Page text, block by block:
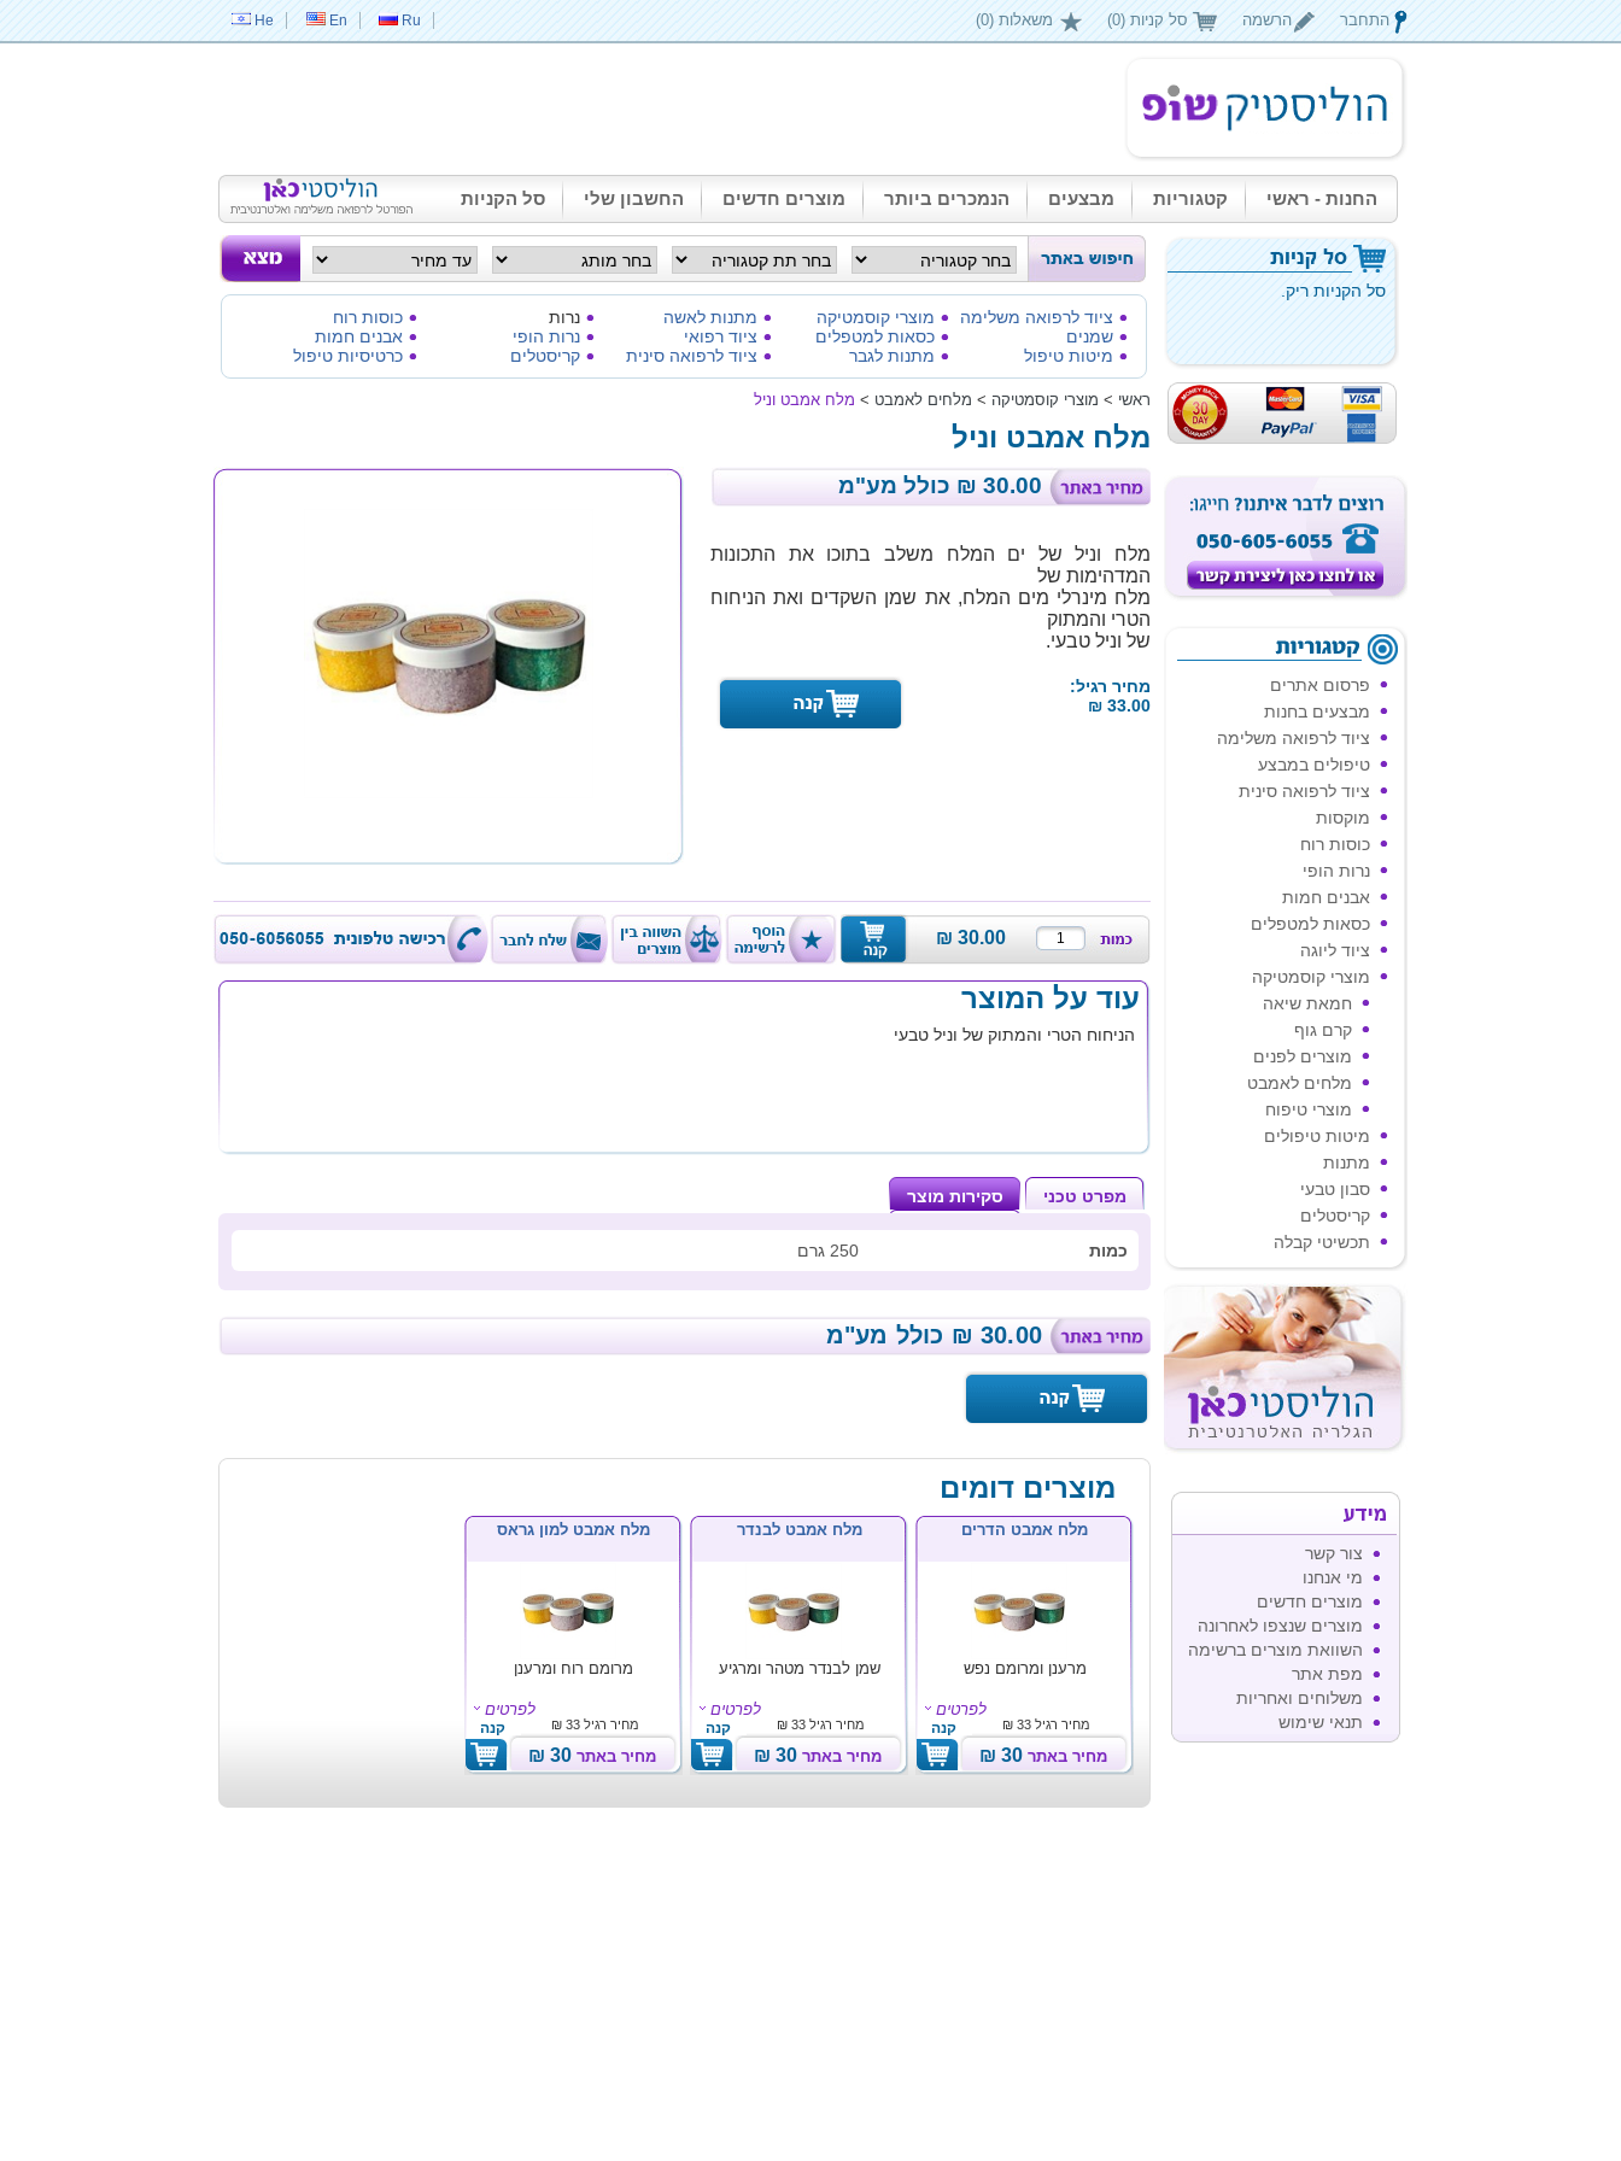
התחבר הרשמה סל קניות (0) משאלות (0) He En Ru
החנות - ראשי קטגוריות מבצעים הנמכרים ביותר מוצרים חדשים החשבון שלי סל הקניות
ציוד לרפואה משלימה
שמנים
מיטות טיפול
מוצרי קוסמטיקה
כסאות למטפלים
מתנות לגבר
מתנות לאשה
ציוד רפואי
ציוד לרפואה סינית
נרות
נרות הופי
קריסטלים
כוסות רוח
אבנים חמות
כרטיסיות טיפול
ראשי > מוצרי קוסמטיקה > מלחים לאמבט > מלח אמבט וניל
מלח אמבט וניל
30.00
₪ כולל מע"מ
מלח וניל של ים המלח משלב בתוכו את התכונות
המדהימות של
מלח מינרלי מים המלח, את שמן השקדים ואת הניחוח
הטרי והמתוק
של וניל טבעי.
מחיר רגיל:
33.00 ₪
30.00
₪
עוד על המוצר
הניחוח הטרי והמתוק של וניל טבעי
מפרט טכני סקירות מוצר
כמות 250 גרם
30.00
₪ כולל מע"מ
מוצרים דומים
מלח אמבט הדרים
מרענן ומרומם נפש
מחיר באתר 30 ₪
לפרטים
קנה מחיר רגיל 33 ₪
מלח אמבט לבנדר
שמן לבנדר מטהר ומרגיע
מחיר באתר 30 ₪
לפרטים
קנה מחיר רגיל 33 ₪
מלח אמבט למון גראס
מרומם רוח ומרענן
מחיר באתר 30 ₪
לפרטים
קנה מחיר רגיל 33 ₪
סל הקניות ריק.
פרסום אתרים
מבצעים בחנות
ציוד לרפואה משלימה
טיפולים במבצע
ציוד לרפואה סינית
מוקסות
כוסות רוח
נרות הופי
אבנים חמות
כסאות למטפלים
ציוד ליוגה
מוצרי קוסמטיקה
חמאת שיאה
קרם גוף
מוצרים לפנים
מלחים לאמבט
מוצרי טיפוח
מיטות טיפולים
מתנות
סבון טבעי
קריסטלים
תכשיטי קבלה
מידע
צור קשר
מי אנחנו
מוצרים חדשים
מוצרים שנצפו לאחרונה
השוואת מוצרים ברשימה
מפת אתר
משלוחים ואחריות
תנאי שימוש